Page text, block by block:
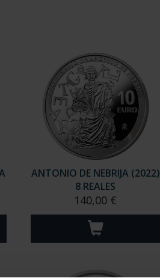
ANTONIO DE NEBRIJA (2022)
8 REALES
140,00 €